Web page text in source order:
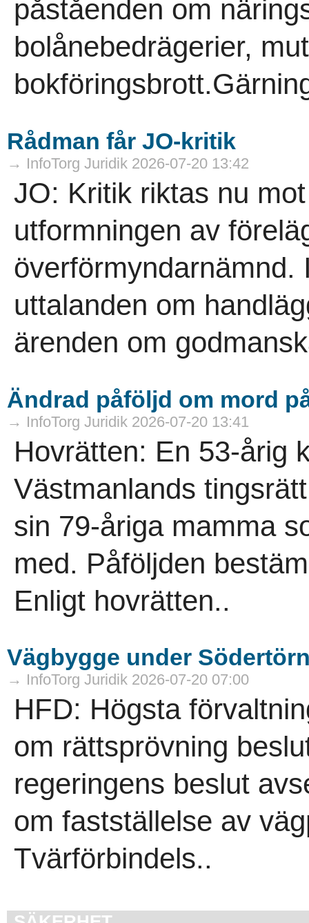
påståenden om
bolånebedrägerier,
Rådman får JO-kritik
→ InfoTorg Juridik 2026-07-20 13:42
JO: Kritik riktas nu
utformningen av
överförmyndarnämnd.
uttalanden om
ärenden om
Ändrad påföljd om mord
→ InfoTorg Juridik 2026-07-20 13:41
Hovrätten: En 53-årig
Västmanlands
sin 79-åriga mamma
med. Påföljden
Enligt hovrätten..
Vägbygge under
→ InfoTorg Juridik 2026-07-20 07:00
HFD: Högsta
om rättsprövning
regeringens beslut
om fastställelse av
Tvärförbindels..